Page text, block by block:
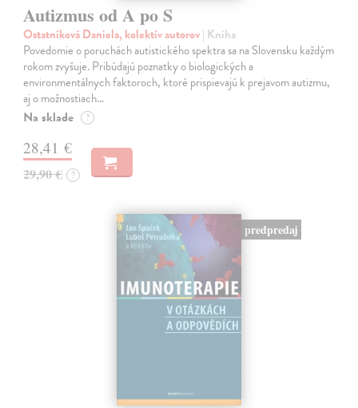
Autizmus od A po S
Ostatníková Daniela, kolektív autorov| Kniha
Povedomie o poruchách autistického spektra sa na Slovensku každým
rokom zvyšuje. Pribúdajú poznatky o biologických a
environmentálnych faktoroch, ktoré prispievajú k prejavom autizmu,
aj o možnostiach…
Na sklade ?
28,41 €
29,90 € ?
predpredaj